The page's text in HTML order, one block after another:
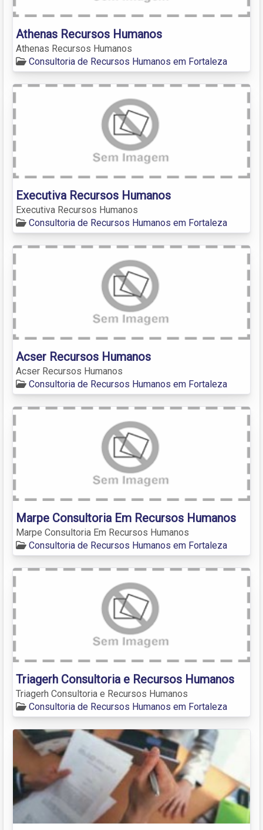
Athenas Recursos Humanos
Athenas Recursos Humanos
Consultoria de Recursos Humanos em Fortaleza
Executiva Recursos Humanos
Executiva Recursos Humanos
Consultoria de Recursos Humanos em Fortaleza
Acser Recursos Humanos
Acser Recursos Humanos
Consultoria de Recursos Humanos em Fortaleza
Marpe Consultoria Em Recursos Humanos
Marpe Consultoria Em Recursos Humanos
Consultoria de Recursos Humanos em Fortaleza
Triagerh Consultoria e Recursos Humanos
Triagerh Consultoria e Recursos Humanos
Consultoria de Recursos Humanos em Fortaleza